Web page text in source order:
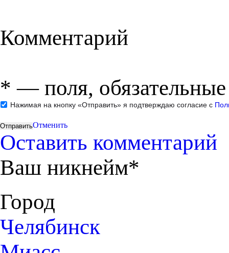
Комментарий
* — поля,
Нажимая на кнопку «Отправить» я подтверждаю согласие с
Отменить
Оставить комментарий
Ваш никнейм*
Город
Челябинск